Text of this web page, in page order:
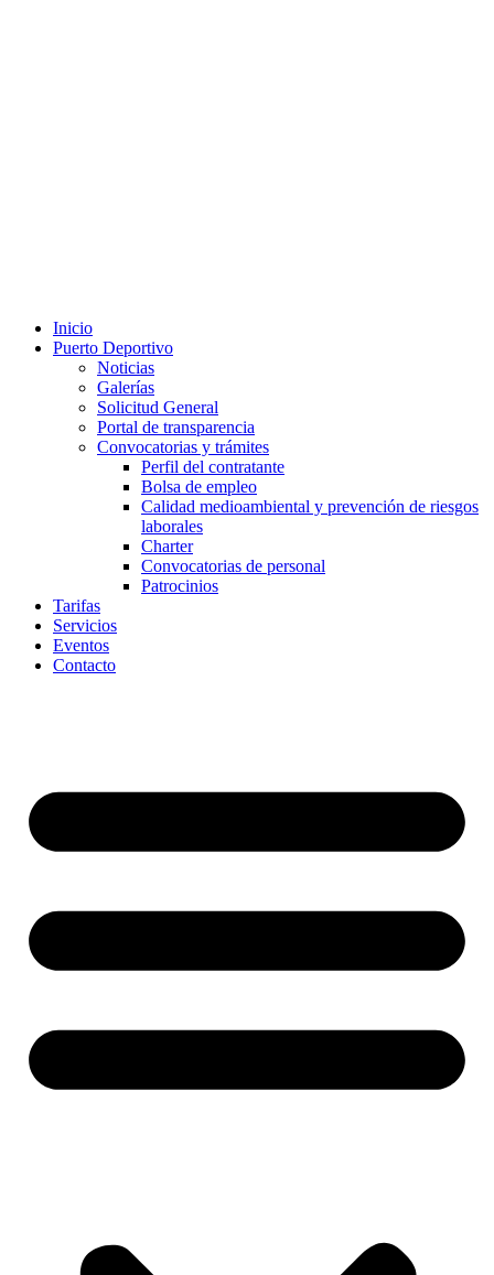
Inicio
Puerto Deportivo
Noticias
Galerías
Solicitud General
Portal de transparencia
Convocatorias y trámites
Perfil del contratante
Bolsa de empleo
Calidad medioambiental y prevención de riesgos
laborales
Charter
Convocatorias de personal
Patrocinios
Tarifas
Servicios
Eventos
Contacto